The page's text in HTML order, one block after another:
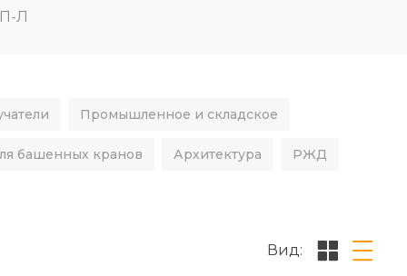
Л
Промышленное и складское
башенных кранов Архитектура РЖД
Вид: